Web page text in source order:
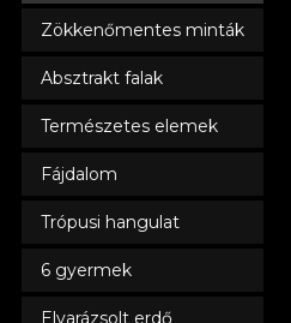
Zökkenőmentes minták
Absztrakt falak
Természetes elemek
Fájdalom
Trópusi hangulat
6 gyermek
Elvarázsolt erdő